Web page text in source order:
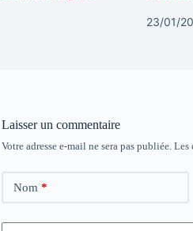
23/01/
Laisser un commentaire
Votre adresse e-mail ne sera pas publiée. Les
Nom *